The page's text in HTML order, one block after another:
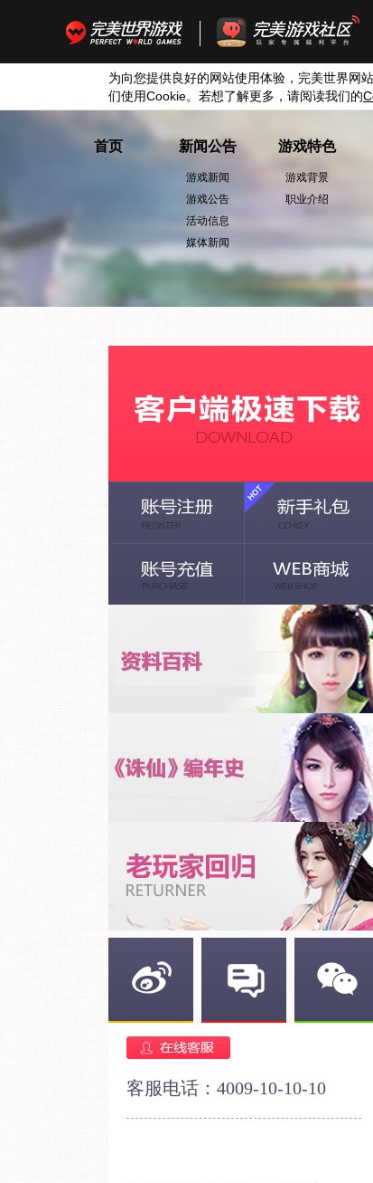
为向您提供良好的网站使用体验，完美世界网
们使用Cookie。若想了解更多，请阅读我们的
首页 新闻公告
游戏新闻
游戏公告
活动信息
媒体新闻
游戏特色
游戏背景
职业介绍
客服电话：4009-10-10-10